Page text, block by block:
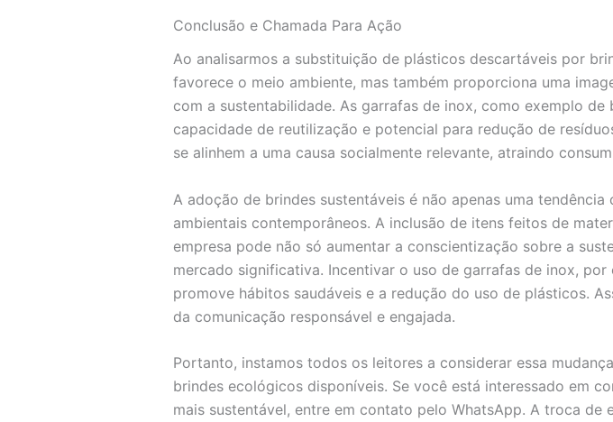
Conclusão e Chamada Para Ação
Ao analisarmos a substituição de plásticos descartáveis por
favorece o meio ambiente, mas também proporciona uma
com a sustentabilidade. As garrafas de inox, como exemplo
capacidade de reutilização e potencial para redução de
se alinhem a uma causa socialmente relevante, atraindo
A adoção de brindes sustentáveis é não apenas uma
ambientais contemporâneos. A inclusão de itens feitos de
empresa pode não só aumentar a conscientização sobre a
mercado significativa. Incentivar o uso de garrafas de inox,
promove hábitos saudáveis e a redução do uso de plásticos.
da comunicação responsável e engajada.
Portanto, instamos todos os leitores a considerar essa
brindes ecológicos disponíveis. Se você está interessado em
mais sustentável, entre em contato pelo WhatsApp. A troca